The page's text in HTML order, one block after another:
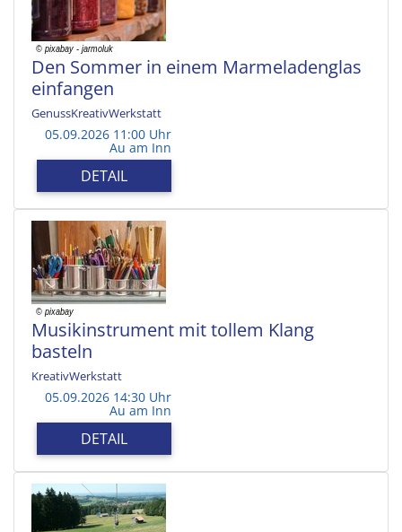
Den Sommer in einem Marmeladenglas
einfangen
GenussKreativWerkstatt
05.09.2026 11:00 Uhr
Au am Inn
DETAIL
Musikinstrument mit tollem Klang
basteln
KreativWerkstatt
05.09.2026 14:30 Uhr
Au am Inn
DETAIL